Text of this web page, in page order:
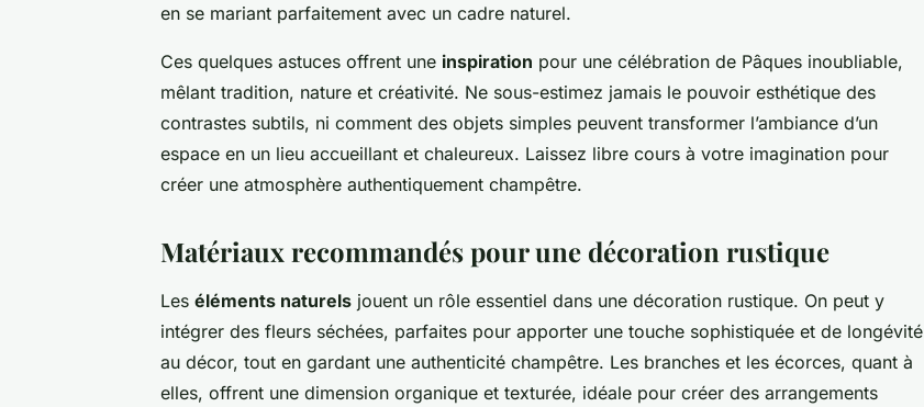
en se mariant parfaitement avec un cadre naturel.
Ces quelques astuces offrent une inspiration pour une célébration de Pâques inoubliable,
mêlant tradition, nature et créativité. Ne sous-estimez jamais le pouvoir esthétique des
contrastes subtils, ni comment des objets simples peuvent transformer l’ambiance d’un
espace en un lieu accueillant et chaleureux. Laissez libre cours à votre imagination pour
créer une atmosphère authentiquement champêtre.
Matériaux recommandés pour une décoration rustique
Les éléments naturels jouent un rôle essentiel dans une décoration rustique. On peut y
intégrer des fleurs séchées, parfaites pour apporter une touche sophistiquée et de longévité
au décor, tout en gardant une authenticité champêtre. Les branches et les écorces, quant à
elles, offrent une dimension organique et texturée, idéale pour créer des arrangements